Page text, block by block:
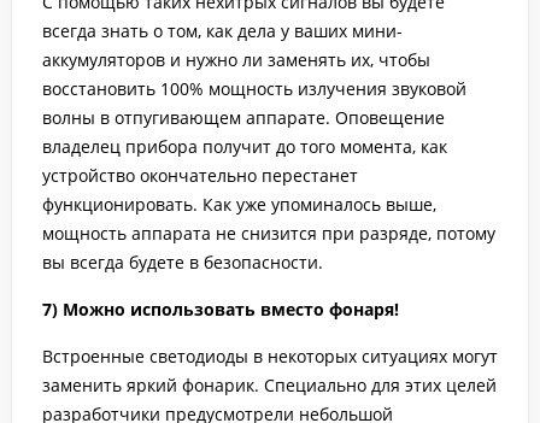
всегда знать о том, как дела у ваших мини-
аккумуляторов и нужно ли заменять их, чтобы
восстановить 100% мощность излучения звуковой
волны в отпугивающем аппарате. Оповещение
владелец прибора получит до того момента, как
устройство окончательно перестанет
функционировать. Как уже упоминалось выше,
мощность аппарата не снизится при разряде, потому
вы всегда будете в безопасности.
7) Можно использовать вместо фонаря!
Встроенные светодиоды в некоторых ситуациях могут
заменить яркий фонарик. Специально для этих целей
разработчики предусмотрели небольшой